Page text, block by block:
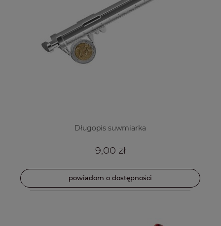
Długopis suwmiarka
9,00 zł
powiadom o dostępności